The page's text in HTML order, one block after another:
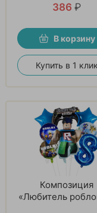
386 ₽
В корзину
Купить в 1 клик
Композиция
«Любитель